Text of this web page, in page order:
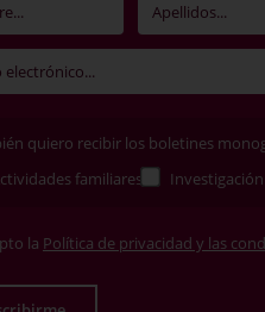
quiero recibir los boletines
familiares
Investigación
la Política de privacidad y las